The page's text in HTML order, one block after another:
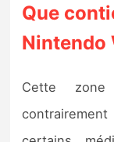
Que
Nintendo
Cette